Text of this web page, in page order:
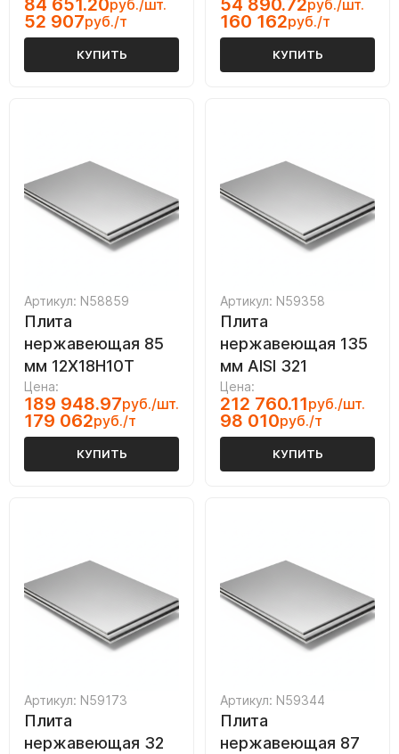
84 651.20руб./шт.
52 907руб./т
КУПИТЬ
54 890.72руб./шт.
160 162руб./т
КУПИТЬ
Артикул: N58859
Плита
нержавеющая 85
мм 12Х18Н10Т
Цена:
189 948.97руб./шт.
179 062руб./т
КУПИТЬ
Артикул: N59358
Плита
нержавеющая 135
мм AISI 321
Цена:
212 760.11руб./шт.
98 010руб./т
КУПИТЬ
Артикул: N59173
Плита
нержавеющая 32
Артикул: N59344
Плита
нержавеющая 87